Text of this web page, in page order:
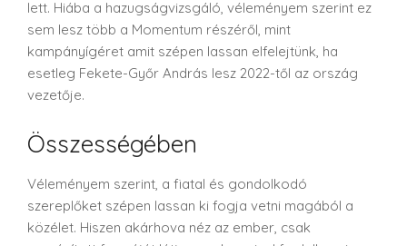
lett. Hiába a hazugságvizsgáló, véleményem szerint ez
sem lesz több a Momentum részéről, mint
kampányígéret amit szépen lassan elfelejtünk, ha
esetleg Fekete-Győr András lesz 2022-től az ország
vezetője.
Összességében
Véleményem szerint, a fiatal és gondolkodó
szereplőket szépen lassan ki fogja vetni magából a
közélet. Hiszen akárhova néz az ember, csak